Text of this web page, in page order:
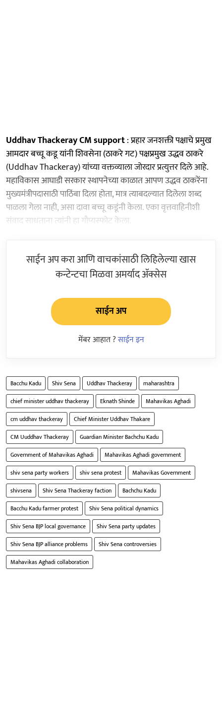
Uddhav Thackeray CM support: प्रहार जनशक्ती पक्षाचे प्रमुख
आमदार बच्चू कडू यांनी शिवसेना (ठाकरे गट) पक्षप्रमुख उद्धव ठाकरे
(Uddhav Thackeray) यांच्या वक्तव्याला जोरदार प्रत्युत्तर दिले आहे.
महाविकास आघाडी सरकार स्थापनेच्या काळात आपण उद्धव ठाकरेंना
मुख्यमंत्रीपदासाठी पाठिंबा दिला होता, मात्र त्याबदल्यात दिलेला शब्द
पाळला गेला नाही, असा दावा बच्चू कडूंनी केला. एका वृत्तवाहिनीशी
संवाद साधताना त्यांनी हा गौप्यस्फोट केला.
साईन अप करा आणि वाचकांसाठी लिहिलेल्या खास
कन्टेन्टचा मिळवा अमर्याद ॲक्सेस
साईन अप
मेंबर आहात ?साईन इन
Bacchu Kadu Shiv Sena Uddhav Thackeray
maharashtra
chief minister uddhav thackeray
Eknath Shinde
Mahavikas Aghadi
cm uddhav thackeray
Chief Minister Uddhav Thakare
CM Uuddhav Thackeray
Guardian Minister Bachchu Kadu
Government of Mahavikas Aghadi
Mahavikas Aghadi government
shiv sena party workers
shiv sena protest
Mahavikas Government
shivsena
Shiv Sena Thackeray faction
Bachchu Kadu
Bacchu Kadu farmer protest
Shiv Sena political dynamics
Shiv Sena BJP local governance
Shiv Sena party updates
Shiv Sena BJP alliance problems
Shiv Sena controversies
Mahavikas Aghadi collaboration